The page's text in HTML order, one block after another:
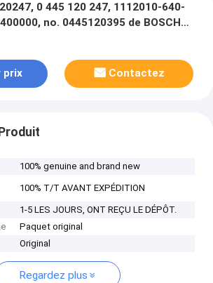
0 445 120 247, 1112010-640-
no. 0445120395 de BOSCH
prix Contactez
100% genuine and brand new
100% T/T AVANT EXPÉDITION
1-5 LES JOURS, ONT REÇU LE DÉPÔT.
Paquet original
Original
Regardez plus